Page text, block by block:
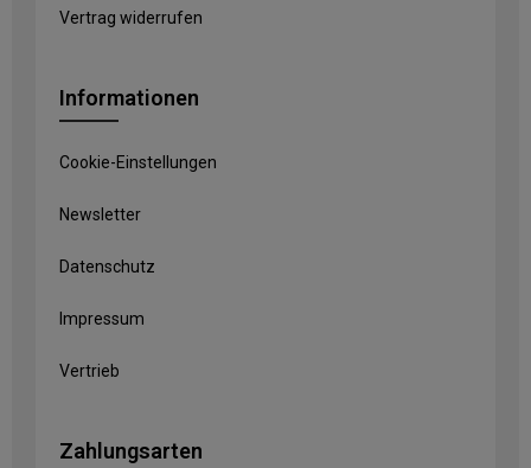
Vertrag widerrufen
Informationen
Cookie-Einstellungen
Newsletter
Datenschutz
Impressum
Vertrieb
Zahlungsarten